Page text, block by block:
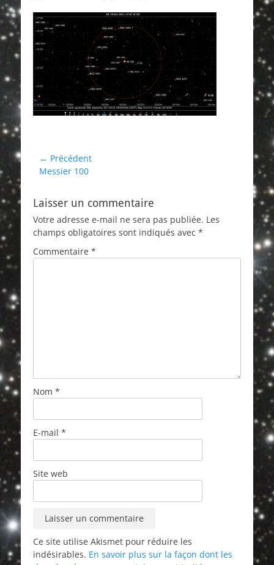
Navigation
de
← Précédent
Article
Messier 100
Laisser un commentaire
Votre adresse e-mail ne sera pas publiée. Les
champs obligatoires sont indiqués avec *
Commentaire *
Nom *
E-mail *
Site web
Ce site utilise Akismet pour réduire les
indésirables. En savoir plus sur la façon dont les